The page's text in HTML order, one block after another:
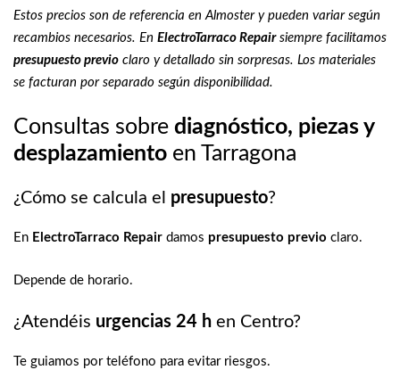
Estos precios son de referencia en Almoster y pueden variar según
recambios necesarios. En ElectroTarraco Repairsiempre facilitamos
presupuesto previo claro y detallado sin sorpresas. Los materiales
se facturan por separado según disponibilidad.
Consultas sobre diagnóstico, piezas y
desplazamiento en Tarragona
¿Cómo se calcula el presupuesto?
En ElectroTarraco Repair damos presupuesto previo claro.
Depende de horario.
¿Atendéis urgencias 24 h en Centro?
Te guiamos por teléfono para evitar riesgos.